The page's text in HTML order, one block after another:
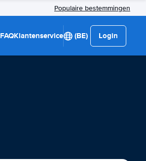
Populaire bestemmingen
FAQKlantenservice (BE) Login